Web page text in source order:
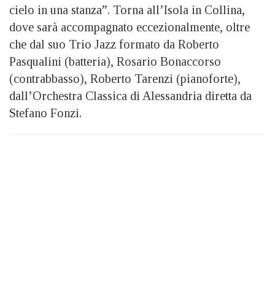
cielo in una stanza”. Torna all’Isola in Collina,
dove sarà accompagnato eccezionalmente, oltre
che dal suo Trio Jazz formato da Roberto
Pasqualini (batteria), Rosario Bonaccorso
(contrabbasso), Roberto Tarenzi (pianoforte),
dall’Orchestra Classica di Alessandria diretta da
Stefano Fonzi.